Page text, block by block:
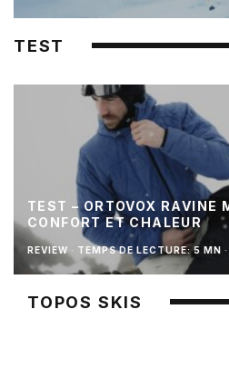
TEST
TEST – ORTOVOX RAVINE
CONFORT ET CHALEUR
REVIEW · TEMPS DE LECTURE: 5 MN ·
TOPOS SKIS